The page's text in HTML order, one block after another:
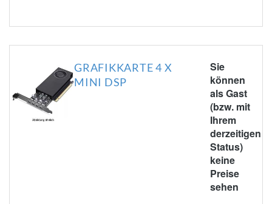
GRAFIKKARTE 4 X
MINI DSP
Sie
können
als Gast
(bzw. mit
Ihrem
derzeitigen
Status)
keine
Preise
sehen